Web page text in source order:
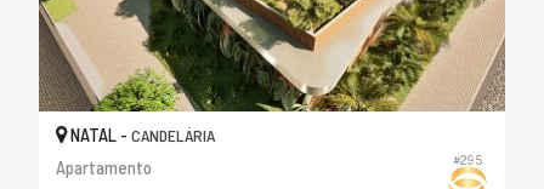
#295
NATAL - CANDELÁRIA
Apartamento